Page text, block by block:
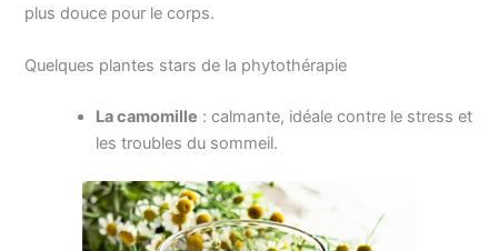
plus douce pour le corps.
Quelques plantes stars de la phytothérapie
La camomille : calmante, idéale contre le stress et
les troubles du sommeil.